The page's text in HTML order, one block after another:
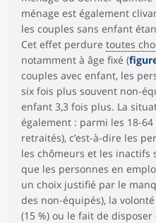
ménage est également
les couples sans enfant
Cet effet perdure toutes
notamment à âge fixé (
couples avec enfant, les
six fois plus souvent non-
enfant 3,3 fois plus. La
également : parmi les 18-
retraités), c’est-à-dire les
les chômeurs et les inactifs
que les personnes en
un choix justifié par le
des non-équipés), la
(15 %) ou le fait de